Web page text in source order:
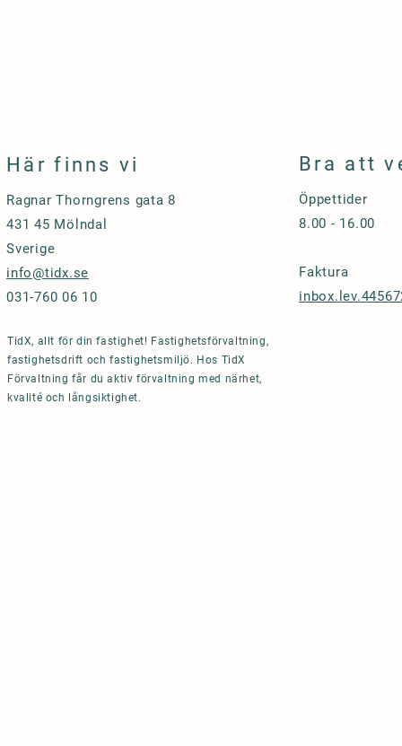
Här finns vi
Ragnar Thorngrens gata 8
431 45 Mölndal
Sverige
info@tidx.se
031-760 06 10
TidX, allt för din fastighet! Fastighetsförvaltning,
fastighetsdrift och fastighetsmiljö. Hos TidX
Förvaltning får du aktiv förvaltning med närhet,
kvalité och långsiktighet.
Bra att
Öppettider
8.00 - 16.00
Faktura